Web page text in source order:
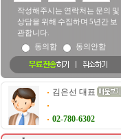
작성해주시는 연락처는 문의 및
상담을 위해 수집하며 5년간 보
관합니다.
동의함
동의안함
김은선 대표
02-780-6302